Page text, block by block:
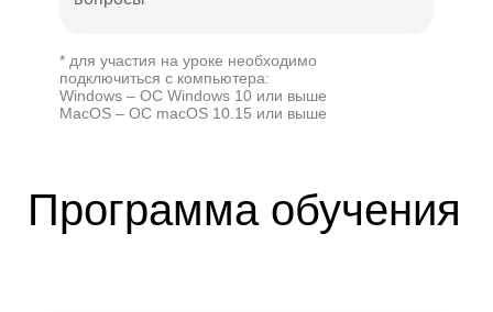
* для участия на уроке необходимо
подключиться с компьютера:
Windows – ОС Windows 10 или выше
MacOS – ОС macOS 10.15 или выше